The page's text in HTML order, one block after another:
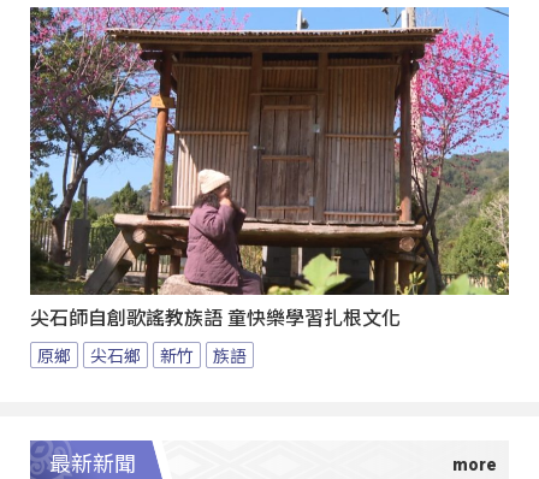
尖石師自創歌謠教族語 童快樂學習扎根文化
原鄉 尖石鄉 新竹 族語
最新新聞